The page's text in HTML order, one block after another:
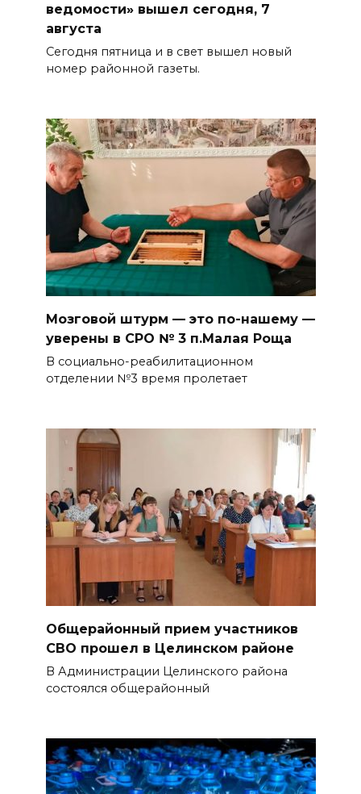
ведомости» вышел сегодня, 7
августа
Сегодня пятница и в свет вышел новый
номер районной газеты.
Мозговой штурм — это по-нашему —
уверены в СРО № 3 п.Малая Роща
В социально-реабилитационном
отделении №3 время пролетает
Общерайонный прием участников
СВО прошел в Целинском районе
В Администрации Целинского района
состоялся общерайонный